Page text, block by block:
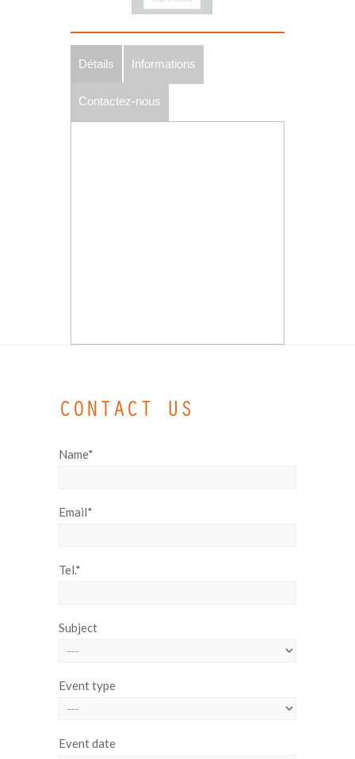
Détails Informations
Contactez-nous
CONTACT US
Name*
Email*
Tel.*
Subject
Event type
Event date